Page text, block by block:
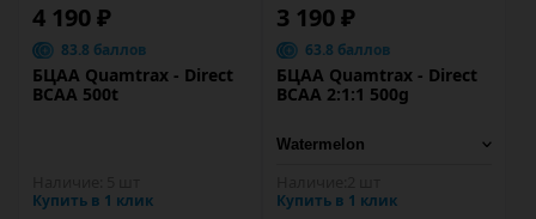
4 190 ₽
83.8 баллов
БЦАА Quamtrax - Direct
BCAA 500t
Купить в 1 клик
3 190 ₽
63.8 баллов
БЦАА Quamtrax - Direct
BCAA 2:1:1 500g
Купить в 1 клик